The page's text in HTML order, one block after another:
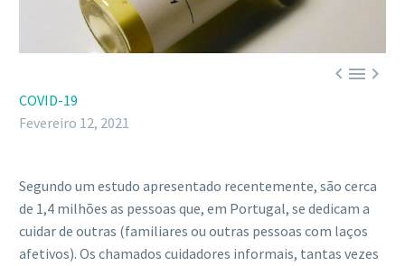

COVID-19
Fevereiro 12, 2021
Segundo um estudo apresentado recentemente, são cerca
de 1,4 milhões as pessoas que, em Portugal, se dedicam a
cuidar de outras (familiares ou outras pessoas com laços
afetivos). Os chamados cuidadores informais, tantas vezes